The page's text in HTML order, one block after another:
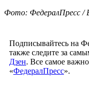
Фото: ФедералПресс /
Подписывайтесь на
также следите за
Дзен. Все самое
«ФедералПресс».